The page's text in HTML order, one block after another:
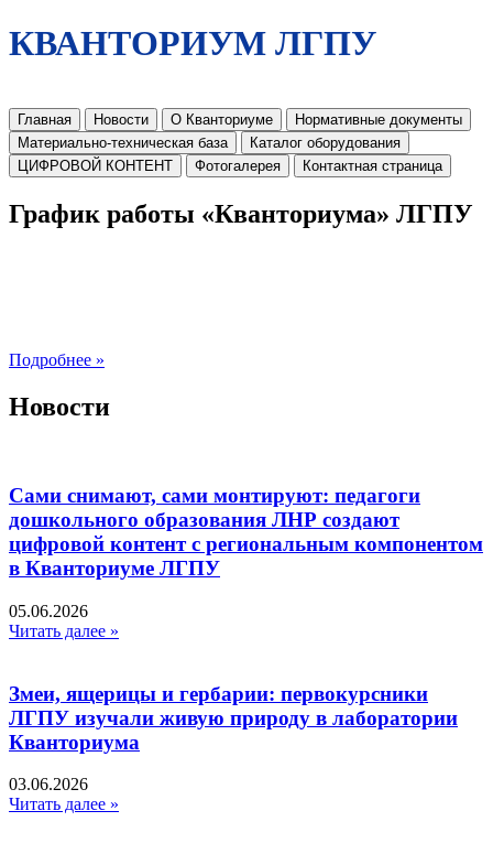
КВАНТОРИУМ ЛГПУ
Главная Новости О Кванториуме
Нормативные документы
Материально-техническая база
Каталог оборудования
ЦИФРОВОЙ КОНТЕНТ
Фотогалерея Контактная страница
График работы «Кванториума» ЛГПУ
Подробнее »
Новости
Сами снимают, сами монтируют: педагоги
дошкольного образования ЛНР создают
цифровой контент с региональным компонентом
в Кванториуме ЛГПУ​
05.06.2026
Читать далее »
Змеи, ящерицы и гербарии: первокурсники
ЛГПУ изучали живую природу в лаборатории
Кванториума
03.06.2026
Читать далее »